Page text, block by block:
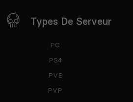
Types De Serveur
PC
PS4
PVE
PVP